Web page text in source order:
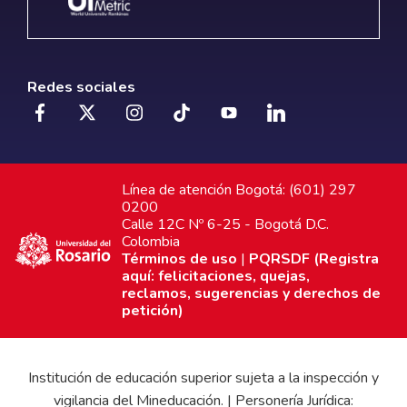
Redes sociales
Línea de atención Bogotá: (601) 297
0200
Calle 12C Nº 6-25 - Bogotá D.C.
Colombia
Términos de uso | PQRSDF (Registra
aquí: felicitaciones, quejas,
reclamos, sugerencias y derechos de
petición)
Institución de educación superior sujeta a la inspección y
vigilancia del Mineducación. | Personería Jurídica: